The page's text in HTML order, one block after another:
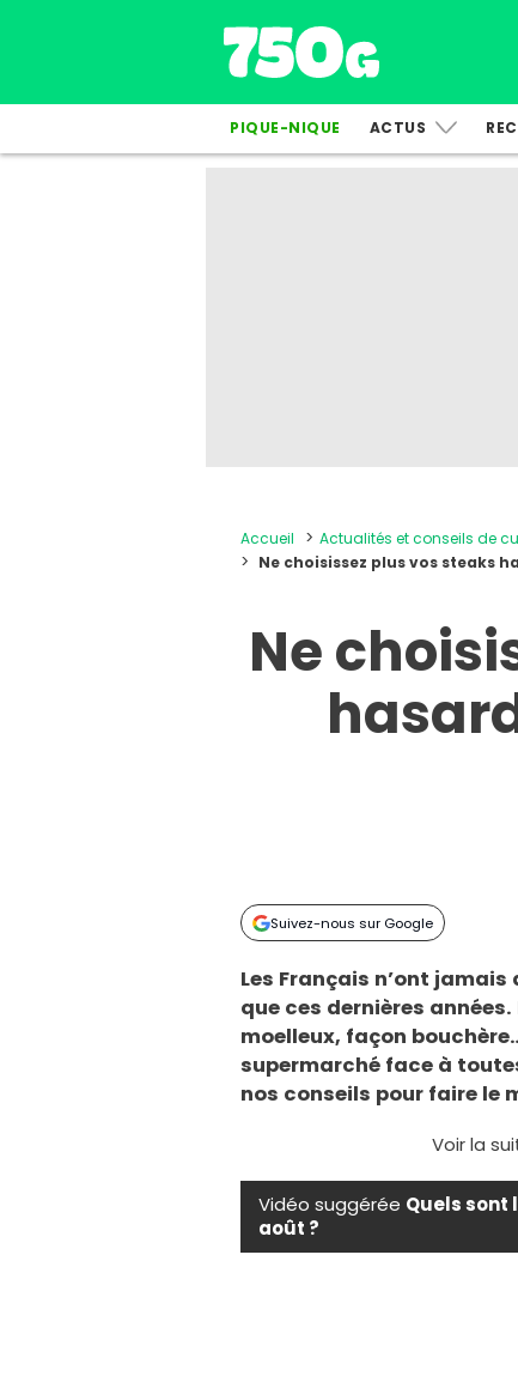
PIQUE-NIQUE ACTUS
Accueil Actualités et conseils de
Ne choisissez plus vos steaks
Ne
Suivez-nous sur Google
Les Français n’ont
que ces dernières
moelleux, façon
supermarché face à
nos conseils pour faire le
Voir la
Vidéo suggérée Quels sont
août ?